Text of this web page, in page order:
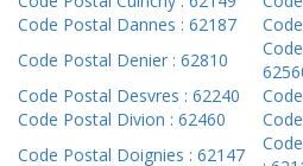
Code Postal Dannes : 62187
Code Postal Denier : 62810
Code Postal Desvres : 62240
Code Postal Divion : 62460
Code Postal Doignies : 62147